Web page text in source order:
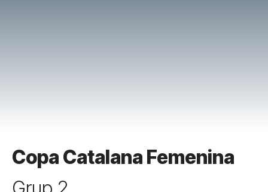
Copa Catalana Femenina